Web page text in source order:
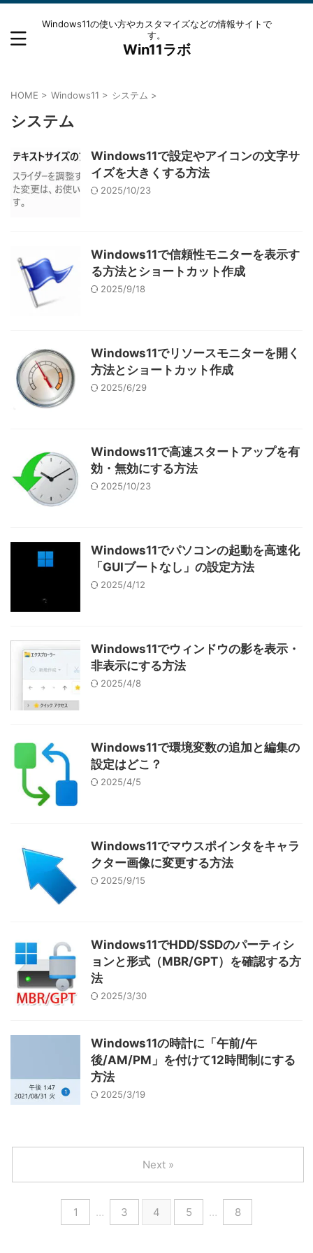
Windows11の使い方やカスタマイズなどの情報サイトで
す。
Win11ラボ
HOME > Windows11 > システム >
システム
Windows11で設定やアイコンの文字サ
イズを大きくする方法
2025/10/23
Windows11で信頼性モニターを表示す
る方法とショートカット作成
2025/9/18
Windows11でリソースモニターを開く
方法とショートカット作成
2025/6/29
Windows11で高速スタートアップを有
効・無効にする方法
2025/10/23
Windows11でパソコンの起動を高速化
「GUIブートなし」の設定方法
2025/4/12
Windows11でウィンドウの影を表示・
非表示にする方法
2025/4/8
Windows11で環境変数の追加と編集の
設定はどこ？
2025/4/5
Windows11でマウスポインタをキャラ
クター画像に変更する方法
2025/9/15
Windows11でHDD/SSDのパーティシ
ョンと形式（MBR/GPT）を確認する方
法
2025/3/30
Windows11の時計に「午前/午
後/AM/PM」を付けて12時間制にする
方法
2025/3/19
1 … 3 4 5 … 8
Next »